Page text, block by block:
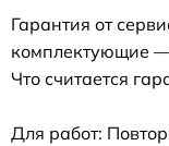
Гарантия от
комплектующие
Что считается
Для работ: